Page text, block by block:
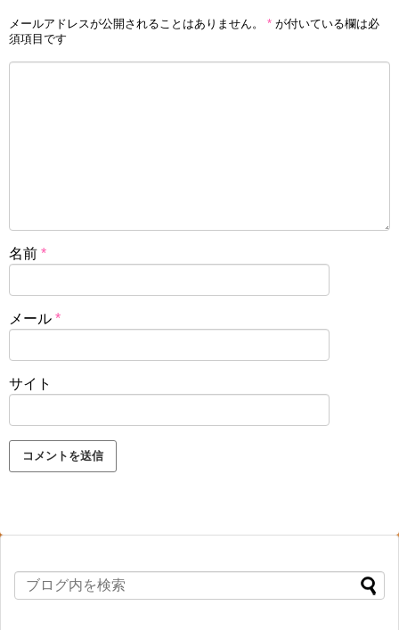
メールアドレスが公開されることはありません。 * が付いている欄は必
須項目です
名前 *
メール *
サイト